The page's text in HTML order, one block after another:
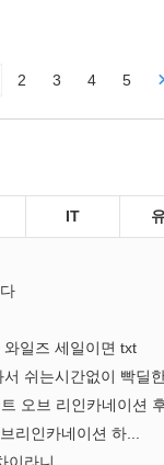
2 3 4 5
IT
일즈 세일이면 txt
쉬는시간없이 빡딜한
오브 리인카네이션
리인카네이션 하...
라니..